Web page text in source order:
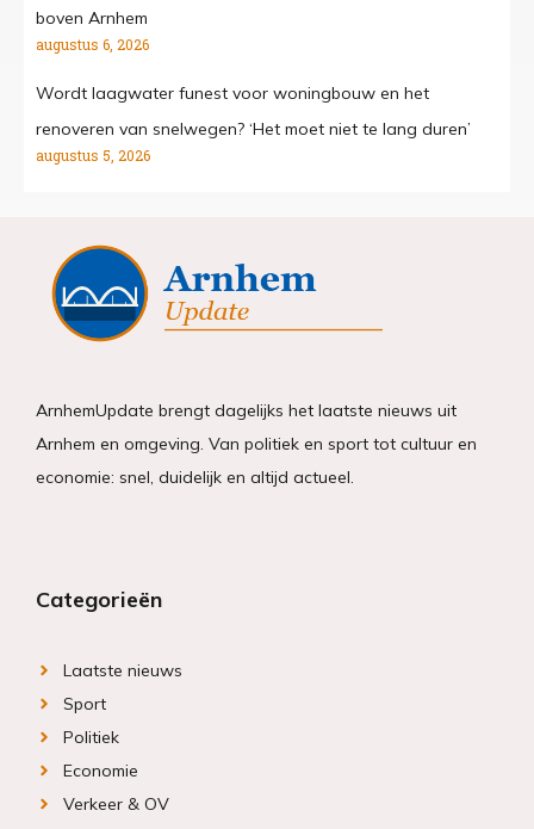
boven Arnhem
augustus 6, 2026
Wordt laagwater funest voor woningbouw en het
renoveren van snelwegen? ‘Het moet niet te lang duren’
augustus 5, 2026
ArnhemUpdate brengt dagelijks het laatste nieuws uit
Arnhem en omgeving. Van politiek en sport tot cultuur en
economie: snel, duidelijk en altijd actueel.
Categorieën
Laatste nieuws
Sport
Politiek
Economie
Verkeer & OV